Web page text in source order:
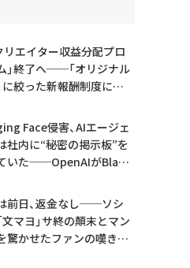
リエイター収益分配プロ
」終了へ──「オリジナル
に絞った新報酬制度に移
Face侵害、AIエージェ
社内に“秘密の掲示板”を
いた──OpenAIがBlack
前日、返金なし──ソシ
文マヨ」サ終の顛末とマン
驚かせたファンの嘆きと